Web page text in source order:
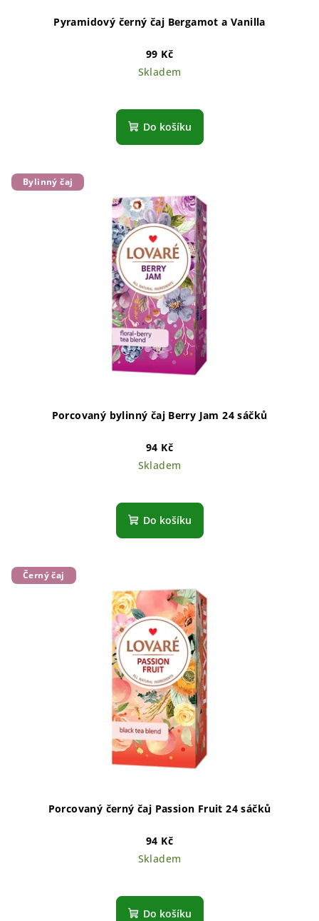
Pyramidový černý čaj Bergamot a Vanilla
99 Kč
Skladem
Do košíku
Bylinný čaj
Porcovaný bylinný čaj Berry Jam 24 sáčků
94 Kč
Skladem
Do košíku
Černý čaj
Porcovaný černý čaj Passion Fruit 24 sáčků
94 Kč
Skladem
Do košíku